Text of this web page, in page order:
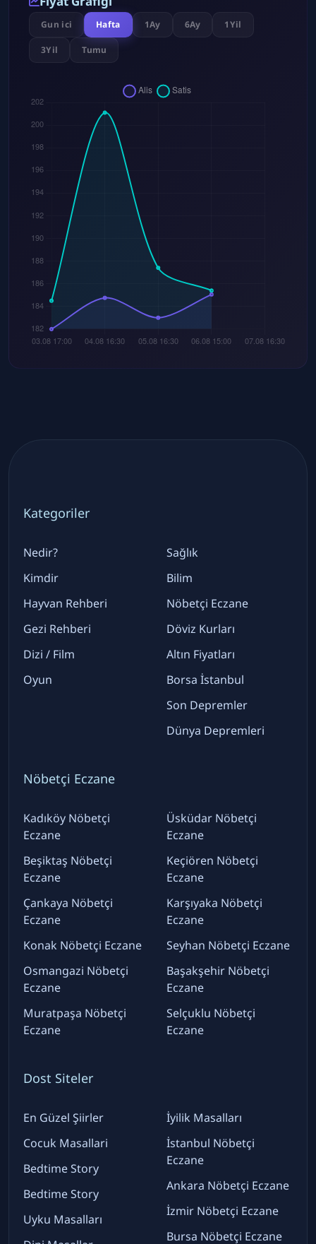
Gun ici Hafta 1Ay 6Ay 1Yil
3Yil Tumu
Kategoriler
Nedir?
Kimdir
Hayvan Rehberi
Gezi Rehberi
Dizi / Film
Oyun
Sağlık
Bilim
Nöbetçi Eczane
Döviz Kurları
Altın Fiyatları
Borsa İstanbul
Son Depremler
Dünya Depremleri
Nöbetçi Eczane
Kadıköy Nöbetçi
Eczane
Beşiktaş Nöbetçi
Eczane
Çankaya Nöbetçi
Eczane
Konak Nöbetçi Eczane
Osmangazi Nöbetçi
Eczane
Muratpaşa Nöbetçi
Eczane
Üsküdar Nöbetçi
Eczane
Keçiören Nöbetçi
Eczane
Karşıyaka Nöbetçi
Eczane
Seyhan Nöbetçi Eczane
Başakşehir Nöbetçi
Eczane
Selçuklu Nöbetçi
Eczane
Dost Siteler
En Güzel Şiirler
Cocuk Masallari
Bedtime Story
Bedtime Story
Uyku Masalları
İyilik Masalları
İstanbul Nöbetçi
Eczane
Ankara Nöbetçi Eczane
İzmir Nöbetçi Eczane
Bursa Nöbetçi Eczane